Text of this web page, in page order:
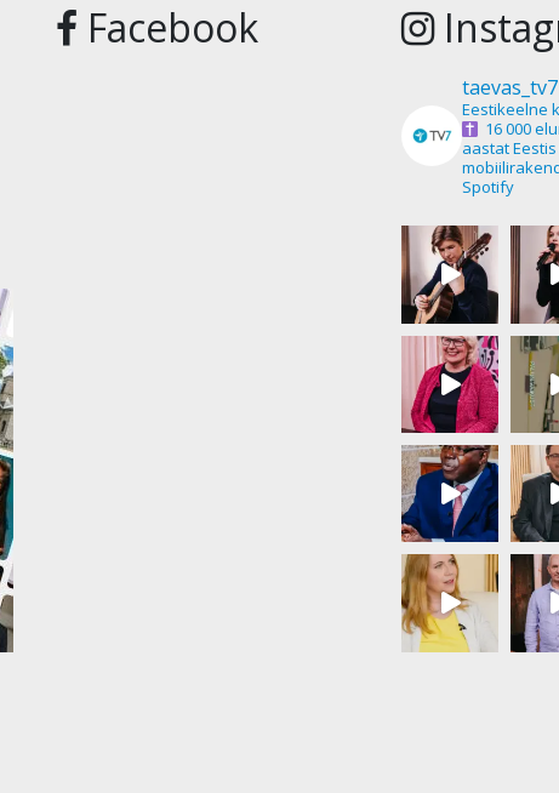
Facebook
taevas_tv7
Eestikeelne
16 000
aastat Eestis
Spotify